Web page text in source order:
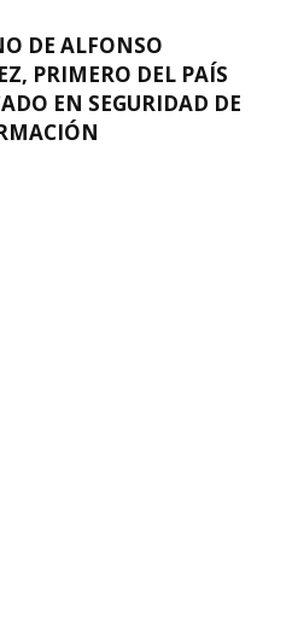
DE ALFONSO
PRIMERO DEL PAÍS
EN SEGURIDAD DE